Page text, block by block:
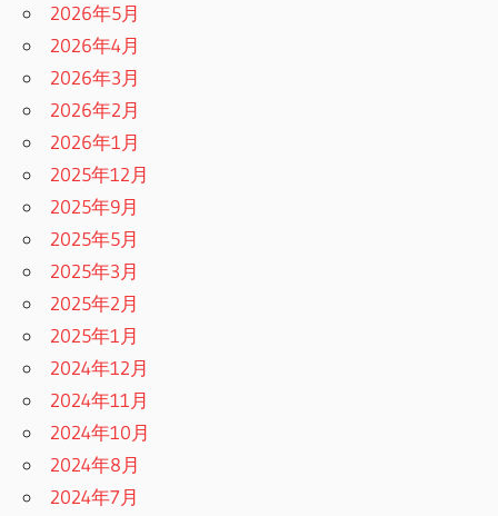
2026年5月
2026年4月
2026年3月
2026年2月
2026年1月
2025年12月
2025年9月
2025年5月
2025年3月
2025年2月
2025年1月
2024年12月
2024年11月
2024年10月
2024年8月
2024年7月